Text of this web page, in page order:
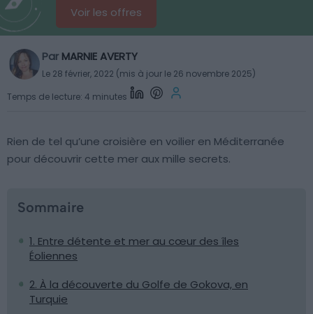
Voir les offres
Par MARNIE AVERTY
Le 28 février, 2022 (mis à jour le 26 novembre 2025)
Temps de lecture: 4 minutes
Rien de tel qu’une croisière en voilier en Méditerranée
pour découvrir cette mer aux mille secrets.
Sommaire
1. Entre détente et mer au cœur des îles
Éoliennes
2. À la découverte du Golfe de Gokova, en
Turquie